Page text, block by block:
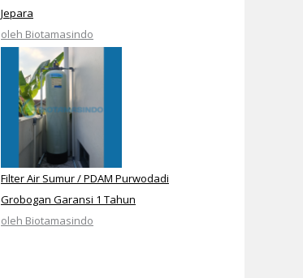
Jepara
oleh Biotamasindo
Filter Air Sumur / PDAM Purwodadi
Grobogan Garansi 1 Tahun
oleh Biotamasindo